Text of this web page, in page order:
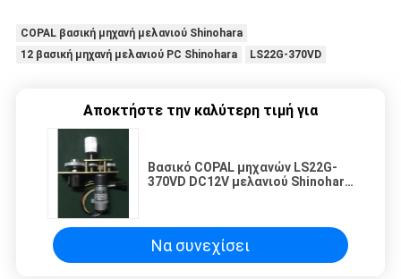
COPAL βασική μηχανή μελανιού Shinohara
12 βασική μηχανή μελανιού PC Shinohara
LS22G-370VD
Αποκτήστε την καλύτερη τιμή για
Βασικό COPAL μηχανών LS22G-
370VD DC12V μελανιού Shinohara
Να συνεχίσει